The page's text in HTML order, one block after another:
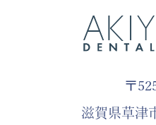
〒
滋賀県草津